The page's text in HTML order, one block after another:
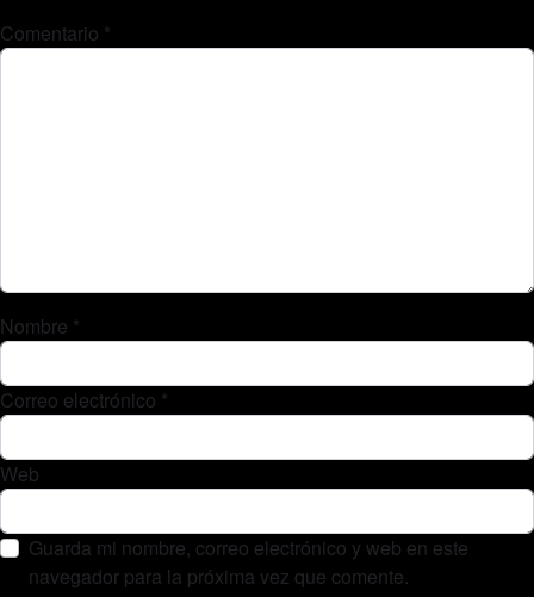
Comentario *
Nombre *
Correo electrónico *
Web
Guarda mi nombre, correo electrónico y web en este
navegador para la próxima vez que comente.